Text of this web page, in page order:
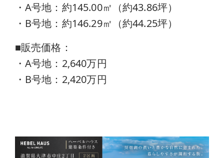
・A号地：約145.00㎡（約43.86坪）
・B号地：約146.29㎡（約44.25坪）
■販売価格：
・A号地：2,640万円
・B号地：2,420万円